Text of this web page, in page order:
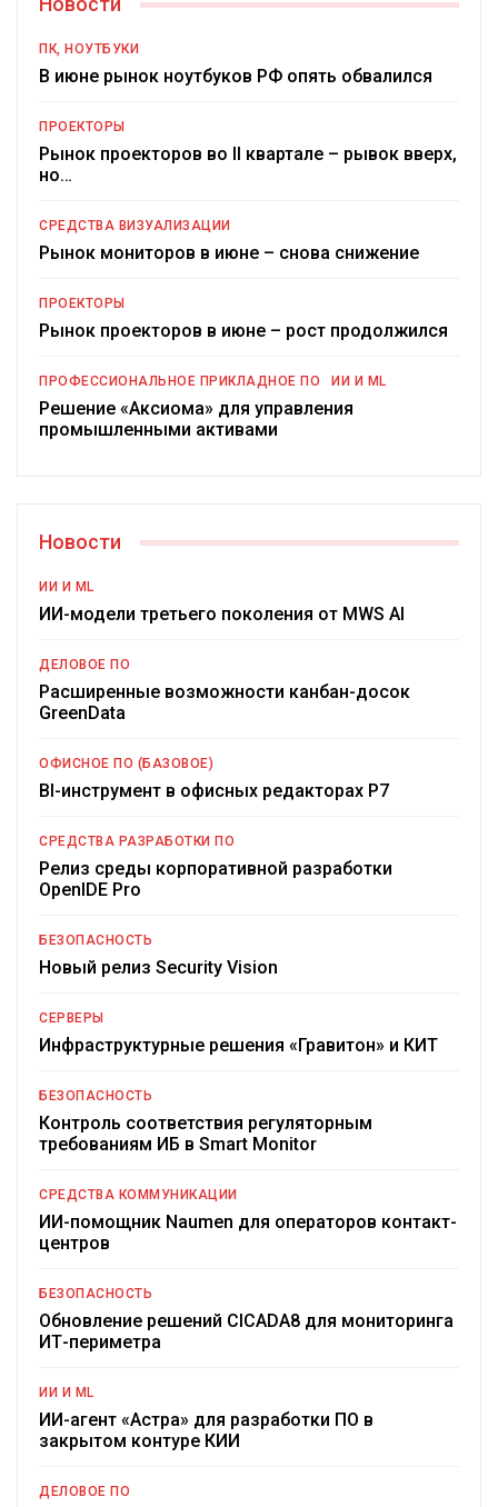
ПК, НОУТБУКИ
В июне рынок ноутбуков РФ опять обвалился
ПРОЕКТОРЫ
Рынок проекторов во II квартале – рывок вверх,
но…
СРЕДСТВА ВИЗУАЛИЗАЦИИ
Рынок мониторов в июне – снова снижение
ПРОЕКТОРЫ
Рынок проекторов в июне – рост продолжился
ПРОФЕССИОНАЛЬНОЕ ПРИКЛАДНОЕ ПО ИИ И ML
Решение «Аксиома» для управления
промышленными активами
Новости
ИИ И ML
ИИ-модели третьего поколения от MWS AI
ДЕЛОВОЕ ПО
Расширенные возможности канбан-досок
GreenData
ОФИСНОЕ ПО (БАЗОВОЕ)
BI-инструмент в офисных редакторах Р7
СРЕДСТВА РАЗРАБОТКИ ПО
Релиз среды корпоративной разработки
OpenIDE Pro
БЕЗОПАСНОСТЬ
Новый релиз Security Vision
СЕРВЕРЫ
Инфраструктурные решения «Гравитон» и КИТ
БЕЗОПАСНОСТЬ
Контроль соответствия регуляторным
требованиям ИБ в Smart Monitor
СРЕДСТВА КОММУНИКАЦИИ
ИИ-помощник Naumen для операторов контакт-
центров
БЕЗОПАСНОСТЬ
Обновление решений CICADA8 для мониторинга
ИТ-периметра
ИИ И ML
ИИ-агент «Астра» для разработки ПО в
закрытом контуре КИИ
ДЕЛОВОЕ ПО